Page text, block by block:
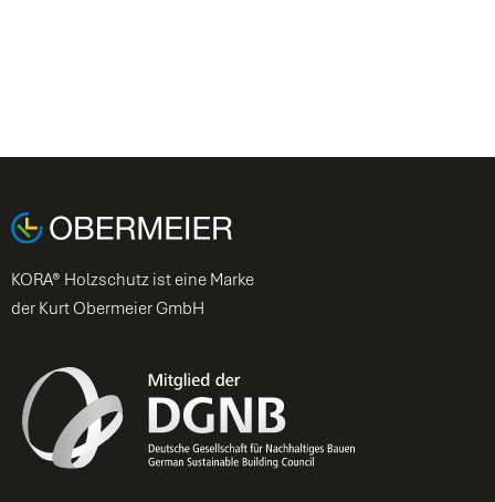
KORA® Holzschutz ist eine Marke
der Kurt Obermeier GmbH